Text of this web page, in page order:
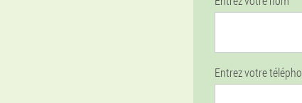
Entrez votre